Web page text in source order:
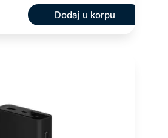
Dodaj u korpu